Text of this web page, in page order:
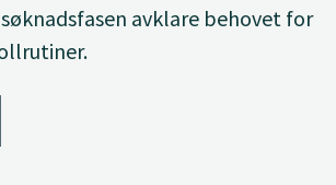
avklare behovet for